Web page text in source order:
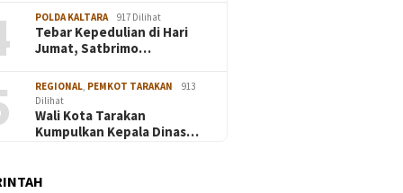
POLDA KALTARA 917 Dilihat
Tebar Kepedulian di Hari
Jumat, Satbrimo…
REGIONAL PEMKOT TARAKAN
913
Dilihat
Wali Kota Tarakan
Kumpulkan Kepala Dinas…